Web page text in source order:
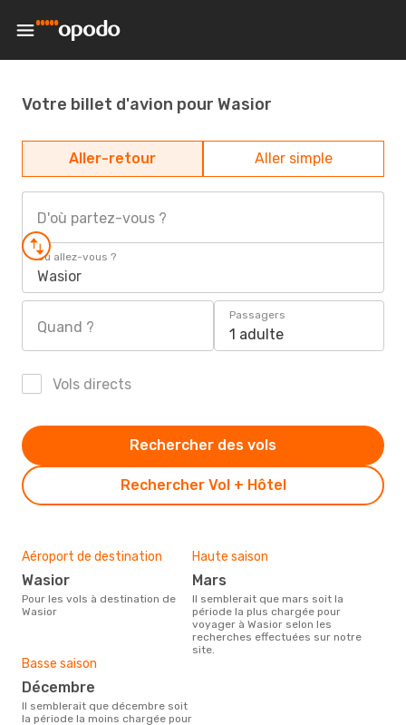
Votre billet d'avion pour Wasior
Aller-retour Aller simple
D'où partez-vous ?
Où allez-vous ?
Wasior
Quand ?
Passagers
1 adulte
Vols directs
Rechercher Vol + Hôtel
Rechercher des vols
Aéroport de destination
Wasior
Pour les vols à destination de
Wasior
Haute saison
mars
Il semblerait que mars soit la
période la plus chargée pour
voyager à Wasior selon les
recherches effectuées sur notre
site.
Basse saison
décembre
Il semblerait que décembre soit
la période la moins chargée pour